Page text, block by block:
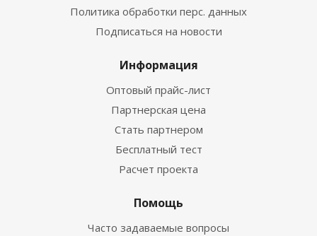
Политика обработки перс. данных
Подписаться на новости
Информация
Оптовый прайс-лист
Партнерская цена
Стать партнером
Бесплатный тест
Расчет проекта
Помощь
Часто задаваемые вопросы